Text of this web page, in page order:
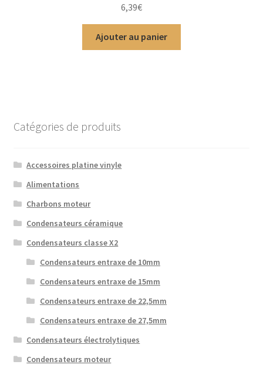
6,39€
Ajouter au panier
Catégories de produits
Accessoires platine vinyle
Alimentations
Charbons moteur
Condensateurs céramique
Condensateurs classe X2
Condensateurs entraxe de 10mm
Condensateurs entraxe de 15mm
Condensateurs entraxe de 22,5mm
Condensateurs entraxe de 27,5mm
Condensateurs électrolytiques
Condensateurs moteur